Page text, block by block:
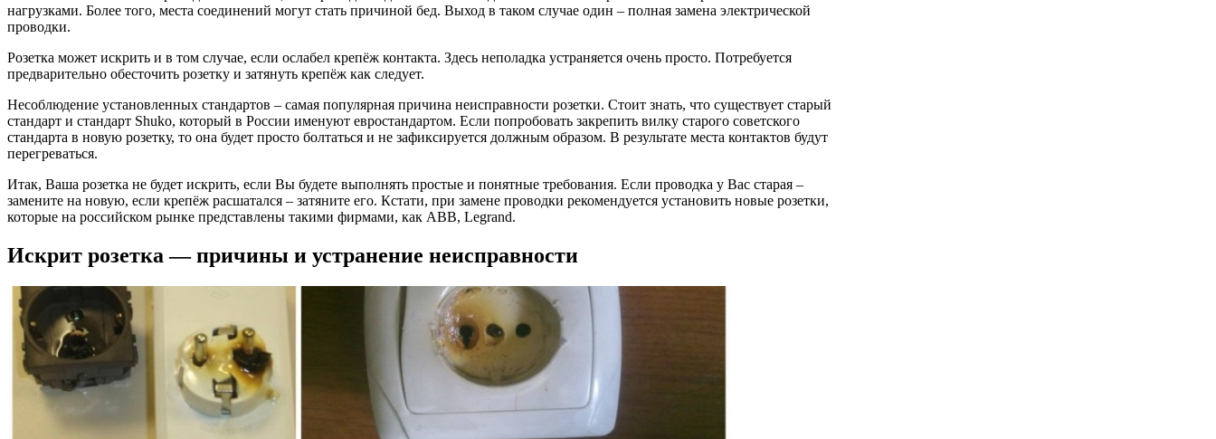
нагрузками. Более того, места соединений могут стать причиной бед. Выход в таком случае один – полная замена электрической
проводки.
Розетка может искрить и в том случае, если ослабел крепёж контакта. Здесь неполадка устраняется очень просто. Потребуется
предварительно обесточить розетку и затянуть крепёж как следует.
Несоблюдение установленных стандартов – самая популярная причина неисправности розетки. Стоит знать, что существует старый
стандарт и стандарт Shuko, который в России именуют евростандартом. Если попробовать закрепить вилку старого советского
стандарта в новую розетку, то она будет просто болтаться и не зафиксируется должным образом. В результате места контактов будут
перегреваться.
Итак, Ваша розетка не будет искрить, если Вы будете выполнять простые и понятные требования. Если проводка у Вас старая –
замените на новую, если крепёж расшатался – затяните его. Кстати, при замене проводки рекомендуется установить новые розетки,
которые на российском рынке представлены такими фирмами, как ABB, Legrand.
Искрит розетка — причины и устранение неисправности